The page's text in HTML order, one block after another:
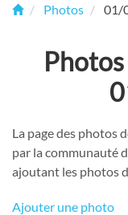
Photos 01/
La page des photos
par la communauté
ajoutant les photos
Ajouter une photo